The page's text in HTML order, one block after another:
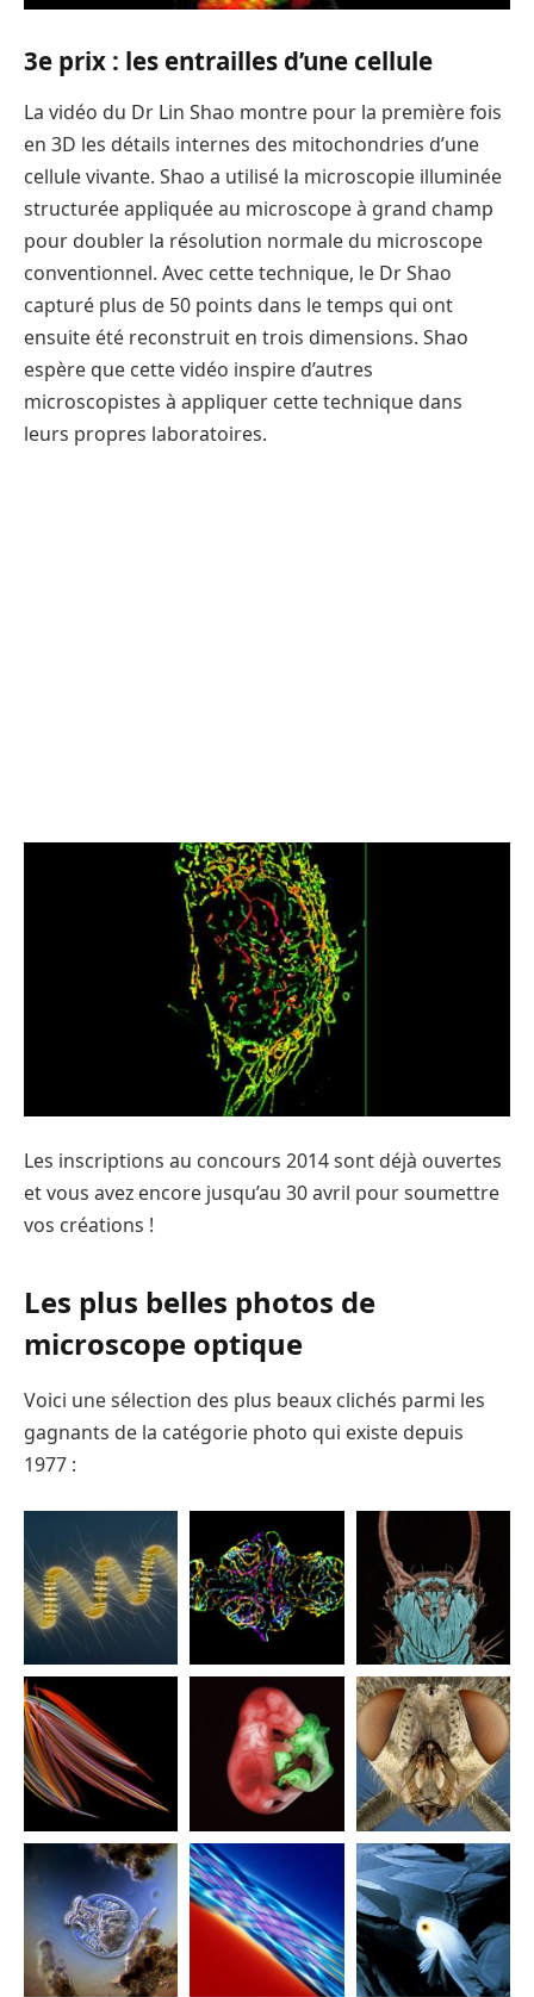
3e prix : les entrailles d’une cellule
La vidéo du Dr Lin Shao montre pour la première fois
en 3D les détails internes des mitochondries d’une
cellule vivante. Shao a utilisé la microscopie illuminée
structurée appliquée au microscope à grand champ
pour doubler la résolution normale du microscope
conventionnel. Avec cette technique, le Dr Shao
capturé plus de 50 points dans le temps qui ont
ensuite été reconstruit en trois dimensions. Shao
espère que cette vidéo inspire d’autres
microscopistes à appliquer cette technique dans
leurs propres laboratoires.
Les inscriptions au concours 2014 sont déjà ouvertes
et vous avez encore jusqu’au 30 avril pour soumettre
vos créations !
Les plus belles photos de
microscope optique
Voici une sélection des plus beaux clichés parmi les
gagnants de la catégorie photo qui existe depuis
1977 :